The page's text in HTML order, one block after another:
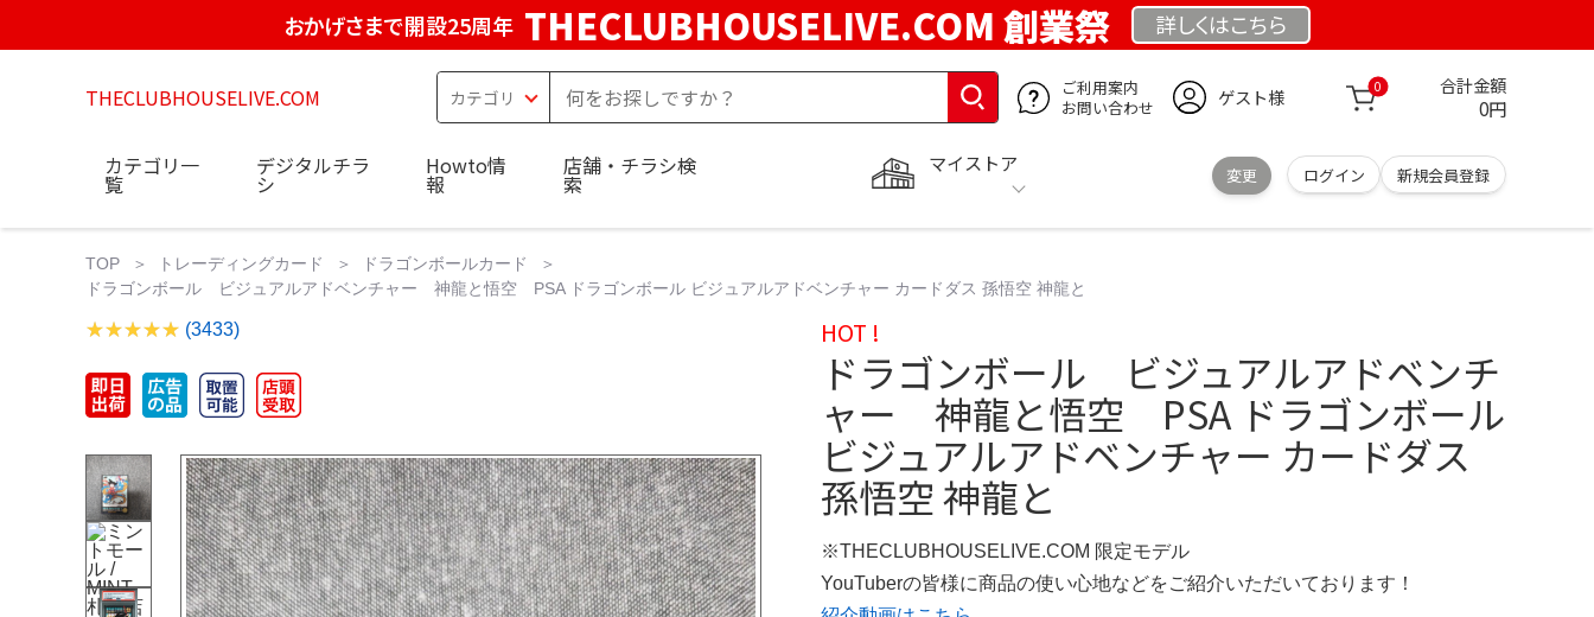
おかげさまで開設25周年 THECLUBHOUSELIVE.COM 創業祭 詳しくはこちら
THECLUBHOUSELIVE.COM
ご利用案内
お問い合わせ
ゲスト様 0 合計金額
0円
マイストア
変更 ログイン 新規会員登録
カテゴリ一
覧
デジタルチラ
シ
Howto情
報
店舗・チラシ検
索
TOP トレーディングカード
ドラゴンボールカード
ドラゴンボール ビジュアルアドベンチャー 神龍と悟空 PSA ドラゴンボール ビジュアルアドベンチャー カードダス 孫悟空 神龍と
(3433) HOT !
ドラゴンボール ビジュアルアドベンチ
ャー 神龍と悟空 PSA ドラゴンボール
ビジュアルアドベンチャー カードダス
孫悟空 神龍と
※THECLUBHOUSELIVE.COM 限定モデル
YouTuberの皆様に商品の使い心地などをご紹介いただいております！